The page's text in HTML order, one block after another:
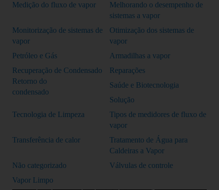
Medição do fluxo de vapor
Melhorando o desempenho de
sistemas a vapor
Monitorização de sistemas de
vapor
Otimização dos sistemas de
vapor
Petróleo e Gás
Armadilhas a vapor
Recuperação de Condensado
Retorno do
condensado
Reparações
Saúde e Biotecnologia
Solução
Tecnologia de Limpeza
Tipos de medidores de fluxo de
vapor
Transferência de calor
Tratamento de Água para
Caldeiras a Vapor
Não categorizado
Válvulas de controle
Vapor Limpo